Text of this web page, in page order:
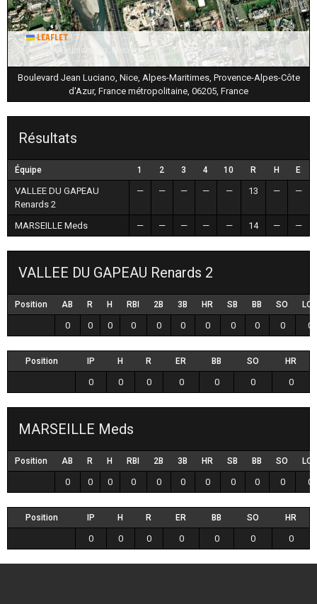
Leaflet | Tiles © Esri — Source: Esri, i-cubed, USDA, USGS, AEX,
GeoEye, Getmapping, Aerogrid, IGN, IGP, UPR-EGP, and the GIS User
Community
Boulevard Jean Luciano, Nice, Alpes-Maritimes, Provence-Alpes-Côte
d'Azur, France métropolitaine, 06205, France
Résultats
Équipe 1 2 3 4 10 R H E
VALLEE DU GAPEAU
Renards 2
— — — — — 13 — —
MARSEILLE Meds — — — — — 14 — —
VALLEE DU GAPEAU Renards 2
Position AB R H RBI 2B 3B HR SB BB SO LOB
0 0 0 0 0 0 0 0 0 0 0
Position IP H R ER BB SO HR
0 0 0 0 0 0 0
MARSEILLE Meds
Position AB R H RBI 2B 3B HR SB BB SO LOB
0 0 0 0 0 0 0 0 0 0 0
Position IP H R ER BB SO HR
0 0 0 0 0 0 0